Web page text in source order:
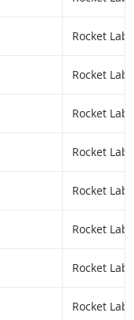
Rocket Lab
Rocket Lab
Rocket Lab
Rocket Lab
Rocket Lab
Rocket Lab
Rocket Lab
Rocket Lab